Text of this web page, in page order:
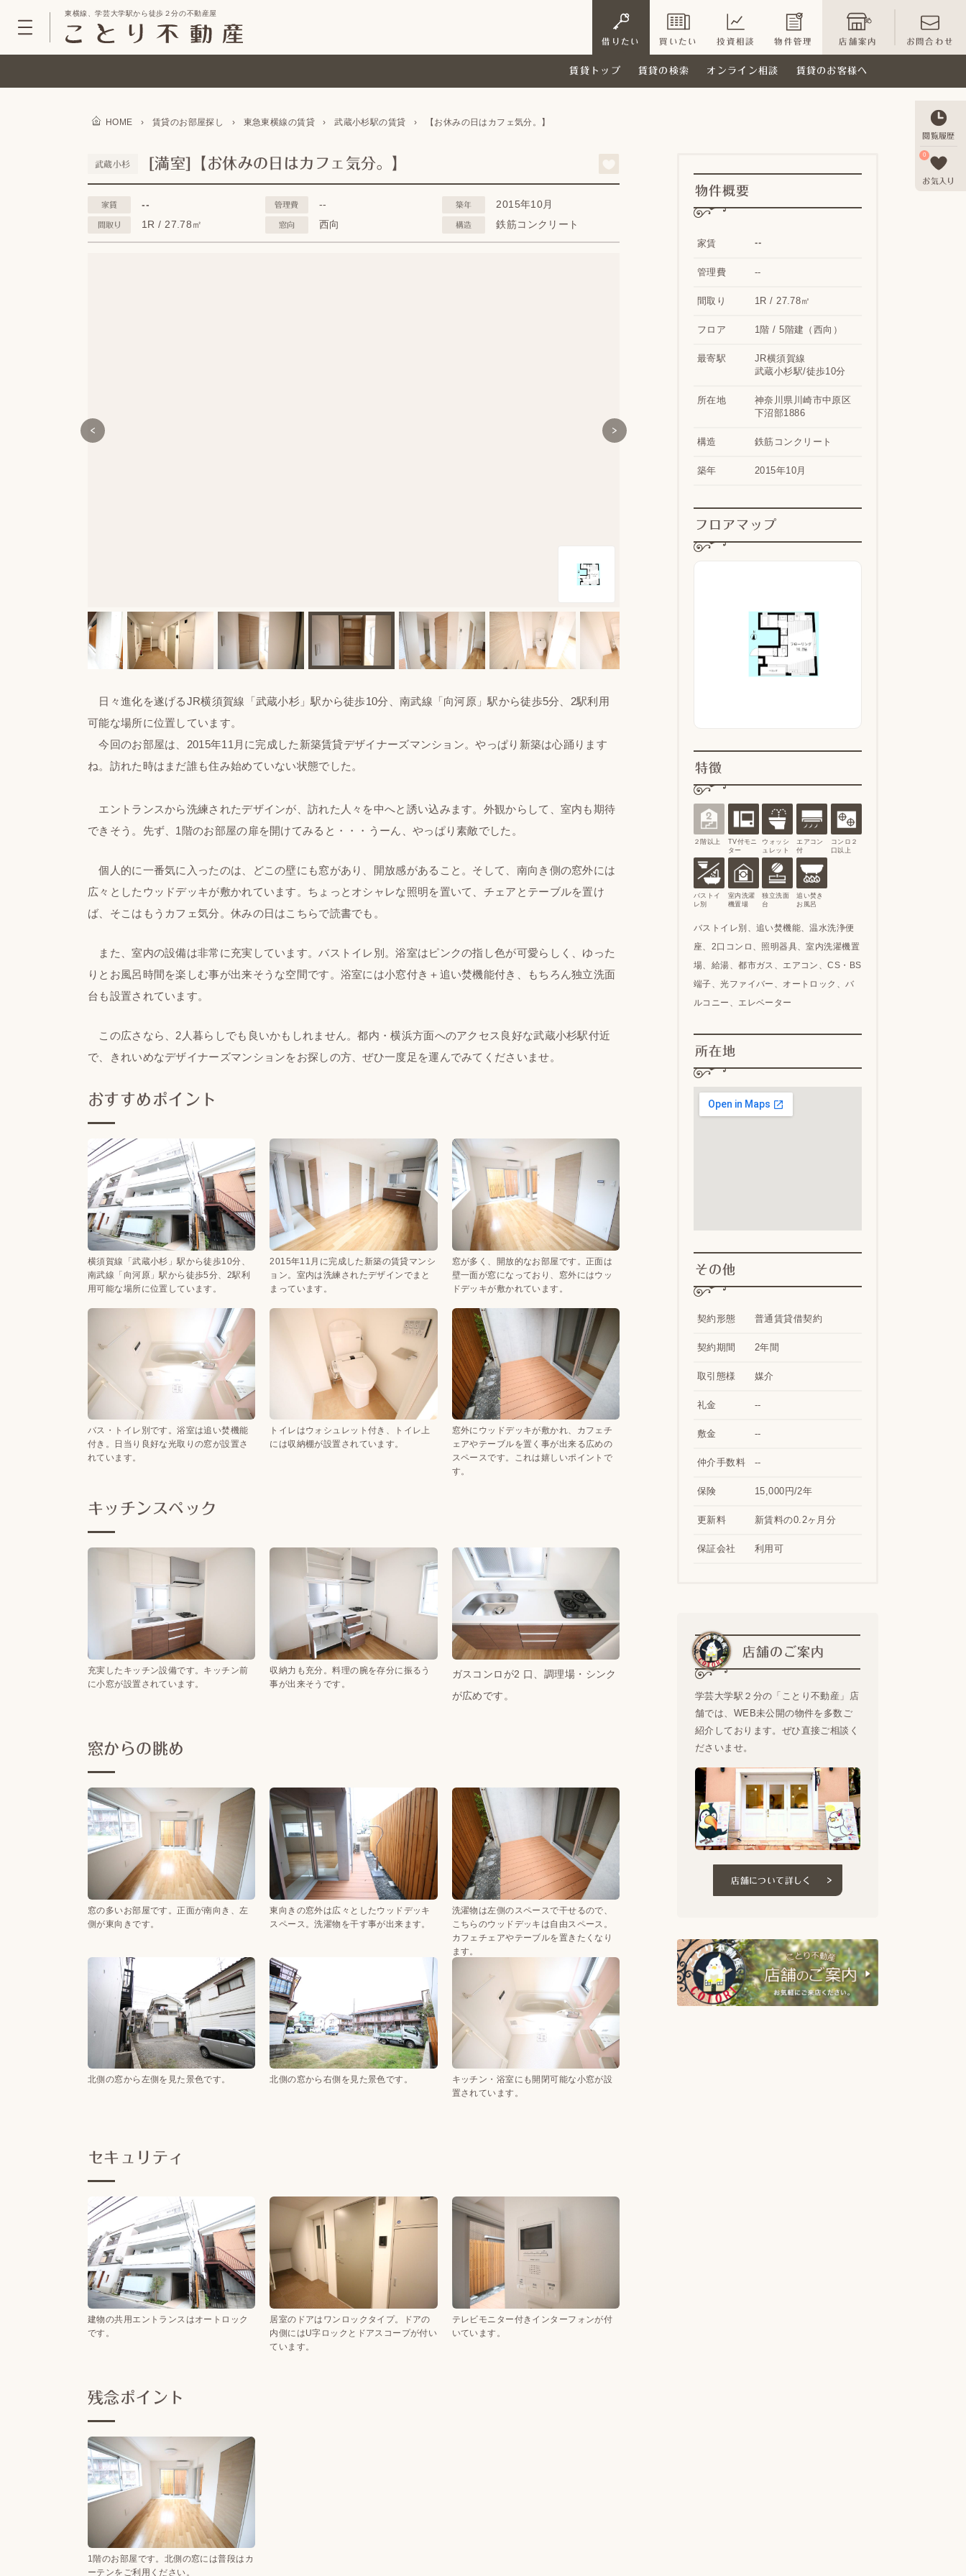
東横線、学芸大学駅から徒歩２分の不動産屋
借りたい 買いたい 投資相談 物件管理 店舗案内 お問合わせ
賃貸トップ 賃貸の検索 オンライン相談 賃貸のお客様へ
閲覧履歴
0
お気入り
HOME › 賃貸のお部屋探し › 東急東横線の賃貸 › 武蔵小杉駅の賃貸 › 【お休みの日はカフェ気分。】
武蔵小杉 [満室]【お休みの日はカフェ気分。】
家賃 -- 管理費 -- 築年 2015年10月
間取り 1R / 27.78㎡ 窓向 西向 構造 鉄筋コンクリート
日々進化を遂げるJR横須賀線「武蔵小杉」駅から徒歩10分、南武線「向河原」駅から徒歩5分、2駅利用
可能な場所に位置しています。
今回のお部屋は、2015年11月に完成した新築賃貸デザイナーズマンション。やっぱり新築は心踊ります
ね。訪れた時はまだ誰も住み始めていない状態でした。
エントランスから洗練されたデザインが、訪れた人々を中へと誘い込みます。外観からして、室内も期待
できそう。先ず、1階のお部屋の扉を開けてみると・・・うーん、やっぱり素敵でした。
個人的に一番気に入ったのは、どこの壁にも窓があり、開放感があること。そして、南向き側の窓外には
広々としたウッドデッキが敷かれています。ちょっとオシャレな照明を置いて、チェアとテーブルを置け
ば、そこはもうカフェ気分。休みの日はこちらで読書でも。
また、室内の設備は非常に充実しています。バストイレ別。浴室はピンクの指し色が可愛らしく、ゆった
りとお風呂時間を楽しむ事が出来そうな空間です。浴室には小窓付き＋追い焚機能付き、もちろん独立洗面
台も設置されています。
この広さなら、2人暮らしでも良いかもしれません。都内・横浜方面へのアクセス良好な武蔵小杉駅付近
で、きれいめなデザイナーズマンションをお探しの方、ぜひ一度足を運んでみてくださいませ。
おすすめポイント
横須賀線「武蔵小杉」駅から徒歩10分、
南武線「向河原」駅から徒歩5分、2駅利
用可能な場所に位置しています。
2015年11月に完成した新築の賃貸マンシ
ョン。室内は洗練されたデザインでまと
まっています。
窓が多く、開放的なお部屋です。正面は
壁一面が窓になっており、窓外にはウッ
ドデッキが敷かれています。
バス・トイレ別です。浴室は追い焚機能
付き。日当り良好な光取りの窓が設置さ
れています。
トイレはウォシュレット付き、トイレ上
には収納棚が設置されています。
窓外にウッドデッキが敷かれ、カフェチ
ェアやテーブルを置く事が出来る広めの
スペースです。これは嬉しいポイントで
す。
キッチンスペック
充実したキッチン設備です。キッチン前
に小窓が設置されています。
収納力も充分。料理の腕を存分に振るう
事が出来そうです。
ガスコンロが2 口、調理場・シンク
が広めです。
窓からの眺め
窓の多いお部屋です。正面が南向き、左
側が東向きです。
東向きの窓外は広々としたウッドデッキ
スペース。洗濯物を干す事が出来ます。
洗濯物は左側のスペースで干せるので、
こちらのウッドデッキは自由スペース。
カフェチェアやテーブルを置きたくなり
ます。
北側の窓から左側を見た景色です。 北側の窓から右側を見た景色です。
キッチン・浴室にも開閉可能な小窓が設
置されています。
セキュリティ
建物の共用エントランスはオートロック
です。
居室のドアはワンロックタイプ。ドアの
内側にはU字ロックとドアスコープが付い
ています。
テレビモニター付きインターフォンが付
いています。
残念ポイント
1階のお部屋です。北側の窓には普段はカ
ーテンをご利用ください。
物件概要
家賃 --
管理費 --
間取り 1R / 27.78㎡
フロア 1階 / 5階建（西向）
最寄駅
JR横須賀線
武蔵小杉駅/徒歩10分
所在地
神奈川県川崎市中原区
下沼部1886
構造 鉄筋コンクリート
築年 2015年10月
フロアマップ
特徴
２階以上
TV付モニ
ター
ウォッシ
ュレット
エアコン
付
コンロ２
口以上
バストイ
レ別
室内洗濯
機置場
独立洗面
台
追い焚き
お風呂
バストイレ別、追い焚機能、温水洗浄便
座、2口コンロ、照明器具、室内洗濯機置
場、給湯、都市ガス、エアコン、CS・BS
端子、光ファイバー、オートロック、バ
ルコニー、エレベーター
所在地
その他
契約形態 普通賃貸借契約
契約期間 2年間
取引態様 媒介
礼金 --
敷金 --
仲介手数料 --
保険 15,000円/2年
更新料 新賃料の0.2ヶ月分
保証会社 利用可
店舗のご案内
学芸大学駅２分の「ことり不動産」店
舗では、WEB未公開の物件を多数ご
紹介しております。ぜひ直接ご相談く
ださいませ。
店舗について詳しく